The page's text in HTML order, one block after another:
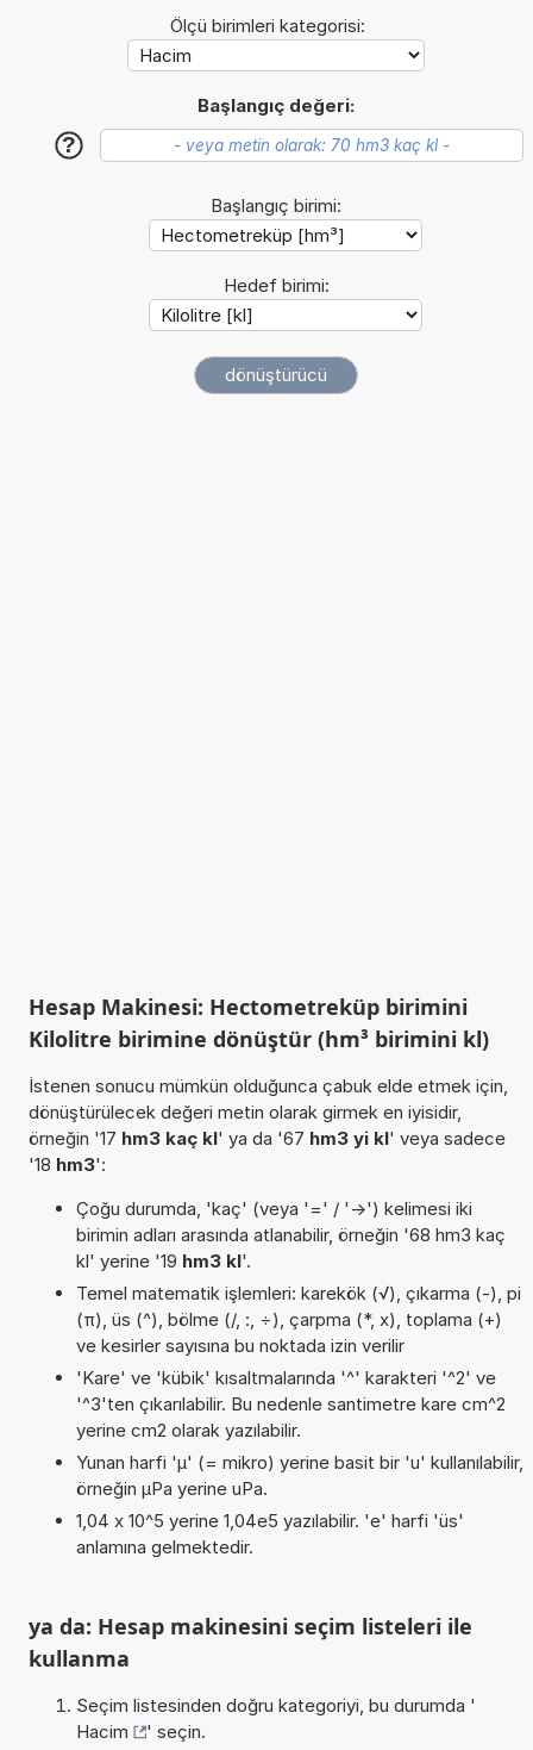
Ölçü birimleri kategorisi:
Başlangıç değeri:
?
Başlangıç birimi:
Hedef birimi:
Hesap Makinesi: Hectometreküp birimini
Kilolitre birimine dönüştür (hm³ birimini kl)
İstenen sonucu mümkün olduğunca çabuk elde etmek için,
dönüştürülecek değeri metin olarak girmek en iyisidir,
örneğin '17 hm3 kaç kl' ya da '67 hm3 yi kl' veya sadece
'18 hm3':
Çoğu durumda, 'kaç' (veya '=' / '->') kelimesi iki
birimin adları arasında atlanabilir, örneğin '68 hm3 kaç
kl' yerine '19 hm3 kl'.
Temel matematik işlemleri: karekök (√), çıkarma (-), pi
(π), üs (^), bölme (/, :, ÷), çarpma (*, x), toplama (+)
ve kesirler sayısına bu noktada izin verilir
'Kare' ve 'kübik' kısaltmalarında '^' karakteri '^2' ve
'^3'ten çıkarılabilir. Bu nedenle santimetre kare cm^2
yerine cm2 olarak yazılabilir.
Yunan harfi 'µ' (= mikro) yerine basit bir 'u' kullanılabilir,
örneğin µPa yerine uPa.
1,04 x 10^5 yerine 1,04e5 yazılabilir. 'e' harfi 'üs'
anlamına gelmektedir.
ya da: Hesap makinesini seçim listeleri ile
kullanma
Seçim listesinden doğru kategoriyi, bu durumda '
Hacim
' seçin.